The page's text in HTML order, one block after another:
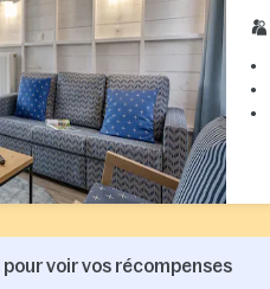
voir vos récompenses